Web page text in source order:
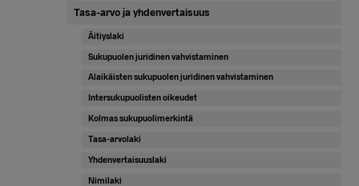
sivupalkki
Tasa-arvo ja yhdenvertaisuus
Äitiyslaki
Sukupuolen juridinen vahvistaminen
Alaikäisten sukupuolen juridinen vahvistaminen
Intersukupuolisten oikeudet
Kolmas sukupuolimerkintä
Tasa-arvolaki
Yhdenvertaisuuslaki
Nimilaki